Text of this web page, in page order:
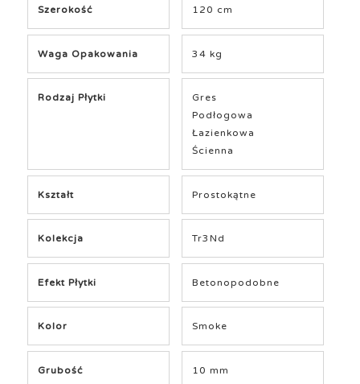
Szerokość 120 cm
Waga Opakowania 34 kg
Rodzaj Płytki
Gres
Podłogowa
Łazienkowa
Ścienna
Kształt Prostokątne
Kolekcja Tr3Nd
Efekt Płytki Betonopodobne
Kolor Smoke
Grubość 10 mm